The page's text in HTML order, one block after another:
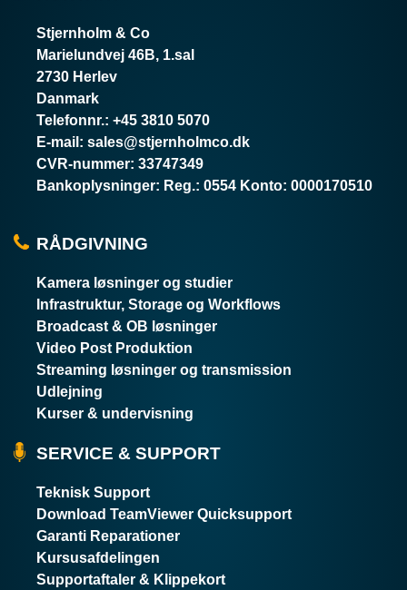
Stjernholm & Co
Marielundvej 46B, 1.sal
2730 Herlev
Danmark
Telefonnr.: +45 3810 5070
E-mail : sales@stjernholmco.dk
CVR-nummer: 33747349
Bankoplysninger: Reg.: 0554 Konto: 0000170510
RÅDGIVNING
Kamera løsninger og studier
Infrastruktur, Storage og Workflows
Broadcast & OB løsninger
Video Post Produktion
Streaming løsninger og transmission
Udlejning
Kurser & undervisning
SERVICE & SUPPORT
Teknisk Support
Download TeamViewer Quicksupport
Garanti Reparationer
Kursusafdelingen
Supportaftaler & Klippekort